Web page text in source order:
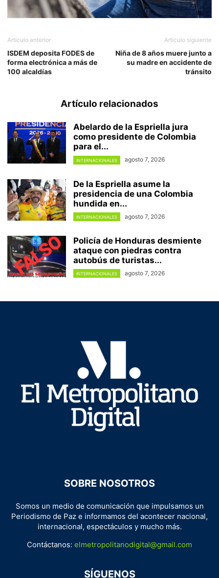
Artículo anterior
ISDEM deposita FODES de
forma electrónica a más de
100 alcaldías
Artículo siguiente
Niña de 8 años muere junto a
su madre en accidente de
tránsito
Artículo relacionados
Abelardo de la Espriella jura
como presidente de Colombia
para el...
INTERNACIONALES agosto 7, 2026
De la Espriella asume la
presidencia de una Colombia
hundida en...
INTERNACIONALES agosto 7, 2026
Policía de Honduras desmiente
ataque con piedras contra
autobús de turistas...
INTERNACIONALES agosto 7, 2026
SOBRE NOSOTROS
Somos un medio de comunicación que impulsamos un
Periodismo de Paz e informamos del acontecer nacional,
internacional, espectáculos y mucho más.
Contáctanos: elmetropolitanodigital@gmail.com
SÍGUENOS